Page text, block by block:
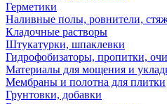
Герметики
Наливные полы, ровнители,
Кладочные растворы
Штукатурки, шпаклевки
Гидрофобизаторы, пропитки,
Материалы для мощения и
Мембраны и полотна для плитки
Грунтовки, добавки